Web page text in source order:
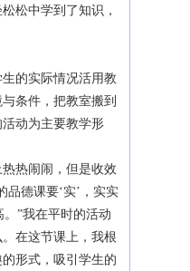
松中学到了知识，
的实际情况活用教
条件，把教室搬到
动为主要教学形
热闹闹，但是收效
德课要‘实’，实实
。”我在平时的活动
在这节课上，我根
形式，吸引学生的